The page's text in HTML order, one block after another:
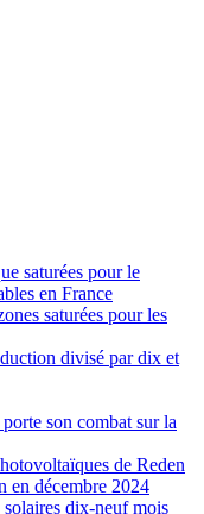
saturées pour les
divisé par dix et
son combat sur la
solaires dix-neuf mois